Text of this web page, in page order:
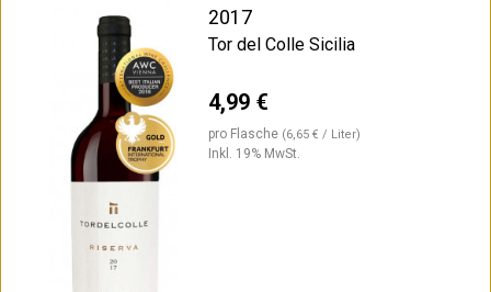
2017
Tor del Colle Sicilia
4,99 €
pro Flasche (6,65 € / Liter)
Inkl. 19% MwSt.